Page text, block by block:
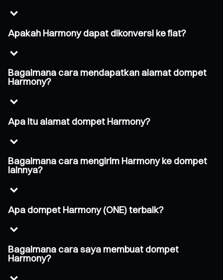
Apakah Harmony dapat dikonversi ke fiat?
Bagaimana cara mendapatkan alamat dompet
Harmony?
Apa itu alamat dompet Harmony?
Bagaimana cara mengirim Harmony ke dompet
lainnya?
Apa dompet Harmony (ONE) terbaik?
Bagaimana cara saya membuat dompet
Harmony?